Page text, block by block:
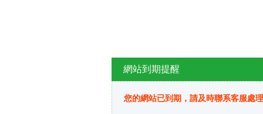
網站到期提醒
您的網站已到期，請及時聯系客服處理